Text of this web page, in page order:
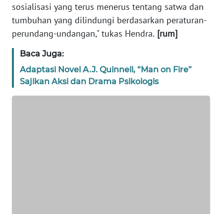
sosialisasi yang terus menerus tentang satwa dan
tumbuhan yang dilindungi berdasarkan peraturan-
perundang-undangan," tukas Hendra. [rum]
Baca Juga:
Adaptasi Novel A.J. Quinnell, “Man on Fire”
Sajikan Aksi dan Drama Psikologis
REDAKSI
KARIR
Wahana
News